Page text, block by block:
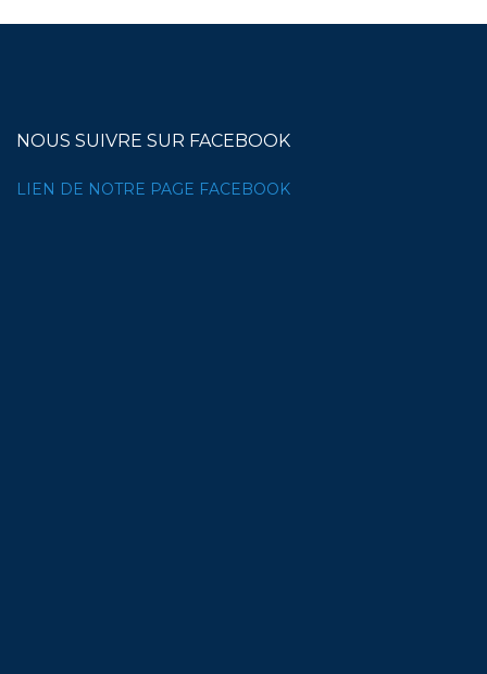
NOUS SUIVRE SUR FACEBOOK
LIEN DE NOTRE PAGE FACEBOOK